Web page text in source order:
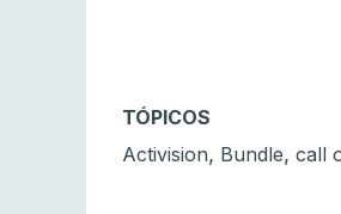
TÓPICOS
Activision, Bundle, call